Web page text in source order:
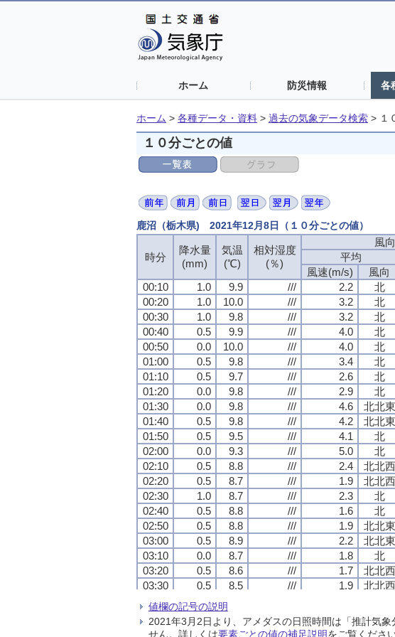
ホーム 防災情報 各
ホーム > 各種データ・資料 > 過去の気象データ検索 > １
１０分ごとの値
鹿沼（栃木県) 2021年12月8日（１０分ごとの値）
時分
降水量
(mm)
気温
(℃)
相対湿度
(％)
風
平均
風速(m/s)
風向
00:10
1.0 9.9 /// 2.2 北
00:20
1.0 10.0 /// 3.2 北
00:30
1.0 9.8 /// 3.2 北
00:40
0.5 9.9 /// 4.0 北
00:50
0.0 10.0 /// 4.0 北
01:00
0.5 9.8 /// 3.4 北
01:10
0.5 9.7 /// 2.6 北
01:20
0.0 9.8 /// 2.9 北
01:30
0.0 9.8 /// 4.6 北北東
01:40
0.5 9.8 /// 4.2 北北東
01:50
0.5 9.5 /// 4.1 北
02:00
0.0 9.3 /// 5.0 北
02:10
0.5 8.8 /// 2.4 北北西
02:20
0.5 8.7 /// 1.9 北北西
02:30
1.0 8.7 /// 2.3 北
02:40
0.5 8.8 /// 1.6 北
02:50
0.5 8.8 /// 1.9 北北東
03:00
0.5 8.9 /// 2.2 北北東
03:10
0.0 8.7 /// 1.8 北
03:20
0.5 8.6 /// 1.7 北北西
03:30
0.5 8.5 /// 1.9 北北西
03:40
0.5
03:50
0.0 8.2 /// 2.2 北北西
04:00
0.5 8.2 /// 1.7 北北西
時分
降水量
(mm)
気温
(℃)
相対湿度
(％)
風
平均
風速(m/s)
風向
00:10
1.0 9.9 /// 2.2 北
00:20
1.0 10.0 /// 3.2 北
00:30
1.0 9.8 /// 3.2 北
00:40
0.5 9.9 /// 4.0 北
00:50
0.0 10.0 /// 4.0 北
01:00
0.5 9.8 /// 3.4 北
01:10
0.5 9.7 /// 2.6 北
01:20
0.0 9.8 /// 2.9 北
01:30
0.0 9.8 /// 4.6 北北東
01:40
0.5 9.8 /// 4.2 北北東
01:50
0.5 9.5 /// 4.1 北
02:00
0.0 9.3 /// 5.0 北
02:10
0.5 8.8 /// 2.4 北北西
02:20
0.5 8.7 /// 1.9 北北西
02:30
1.0 8.7 /// 2.3 北
02:40
0.5 8.8 /// 1.6 北
02:50
0.5 8.8 /// 1.9 北北東
03:00
0.5 8.9 /// 2.2 北北東
03:10
0.0 8.7 /// 1.8 北
03:20
0.5 8.6 /// 1.7 北北西
03:30
0.5 8.5 /// 1.9 北北西
03:40
0.5
03:50
0.0 8.2 /// 2.2 北北西
04:00
0.5 8.2 /// 1.7 北北西
時分
降水量
(mm)
気温
(℃)
相対湿度
(％)
風
平均
風速(m/s)
風向
00:10
1.0 9.9 /// 2.2 北
00:20
1.0 10.0 /// 3.2 北
00:30
1.0 9.8 /// 3.2 北
00:40
0.5 9.9 /// 4.0 北
00:50
0.0 10.0 /// 4.0 北
01:00
0.5 9.8 /// 3.4 北
01:10
0.5 9.7 /// 2.6 北
01:20
0.0 9.8 /// 2.9 北
01:30
0.0 9.8 /// 4.6 北北東
01:40
0.5 9.8 /// 4.2 北北東
01:50
0.5 9.5 /// 4.1 北
02:00
0.0 9.3 /// 5.0 北
02:10
0.5 8.8 /// 2.4 北北西
02:20
0.5 8.7 /// 1.9 北北西
02:30
1.0 8.7 /// 2.3 北
02:40
0.5 8.8 /// 1.6 北
02:50
0.5 8.8 /// 1.9 北北東
03:00
0.5 8.9 /// 2.2 北北東
03:10
0.0 8.7 /// 1.8 北
03:20
0.5 8.6 /// 1.7 北北西
03:30
0.5 8.5 /// 1.9 北北西
03:40
0.5
03:50
0.0 8.2 /// 2.2 北北西
04:00
0.5 8.2 /// 1.7 北北西
時分
降水量
(mm)
気温
(℃)
相対湿度
(％)
風
平均
風速(m/s)
風向
00:10
1.0 9.9 /// 2.2 北
00:20
1.0 10.0 /// 3.2 北
00:30
1.0 9.8 /// 3.2 北
00:40
0.5 9.9 /// 4.0 北
00:50
0.0 10.0 /// 4.0 北
01:00
0.5 9.8 /// 3.4 北
01:10
0.5 9.7 /// 2.6 北
01:20
0.0 9.8 /// 2.9 北
01:30
0.0 9.8 /// 4.6 北北東
01:40
0.5 9.8 /// 4.2 北北東
01:50
0.5 9.5 /// 4.1 北
02:00
0.0 9.3 /// 5.0 北
02:10
0.5 8.8 /// 2.4 北北西
02:20
0.5 8.7 /// 1.9 北北西
02:30
1.0 8.7 /// 2.3 北
02:40
0.5 8.8 /// 1.6 北
02:50
0.5 8.8 /// 1.9 北北東
03:00
0.5 8.9 /// 2.2 北北東
03:10
0.0 8.7 /// 1.8 北
03:20
0.5 8.6 /// 1.7 北北西
03:30
0.5 8.5 /// 1.9 北北西
03:40
0.5
03:50
0.0 8.2 /// 2.2 北北西
04:00
0.5 8.2 /// 1.7 北北西
値欄の記号の説明
2021年3月2日より、アメダスの日照時間は「推計気
せん。詳しくは要素ごとの値の補足説明をご覧ください